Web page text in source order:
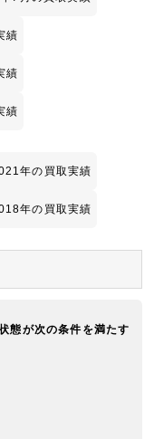
績
績
績
年の買取実績
年の買取実績
態が次の条件を満たす